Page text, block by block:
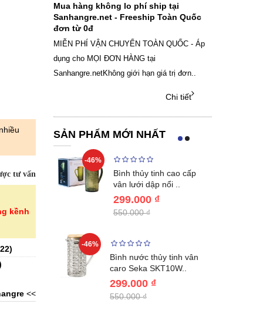
tư vấn
kềnh
)
<<
Mua hàng không lo phí ship tại
Sanhangre.net - Freeship Toàn Quốc
đơn từ 0đ
MIỄN PHÍ VẬN CHUYỂN TOÀN QUỐC - Áp
dụng cho MỌI ĐƠN HÀNG tại
Sanhangre.netKhông giới hạn giá trị đơn..
Chi tiết
SẢN PHẨM MỚI NHẤT
cao cấp
KN..
LK24-
20..
-46%
Bình thủy tinh cao cấp
vân lưới dập nổi ..
299.000 ₫
550.000 ₫
-46%
Bình nước thủy tinh vân
caro Seka SKT10W..
299.000 ₫
550.000 ₫